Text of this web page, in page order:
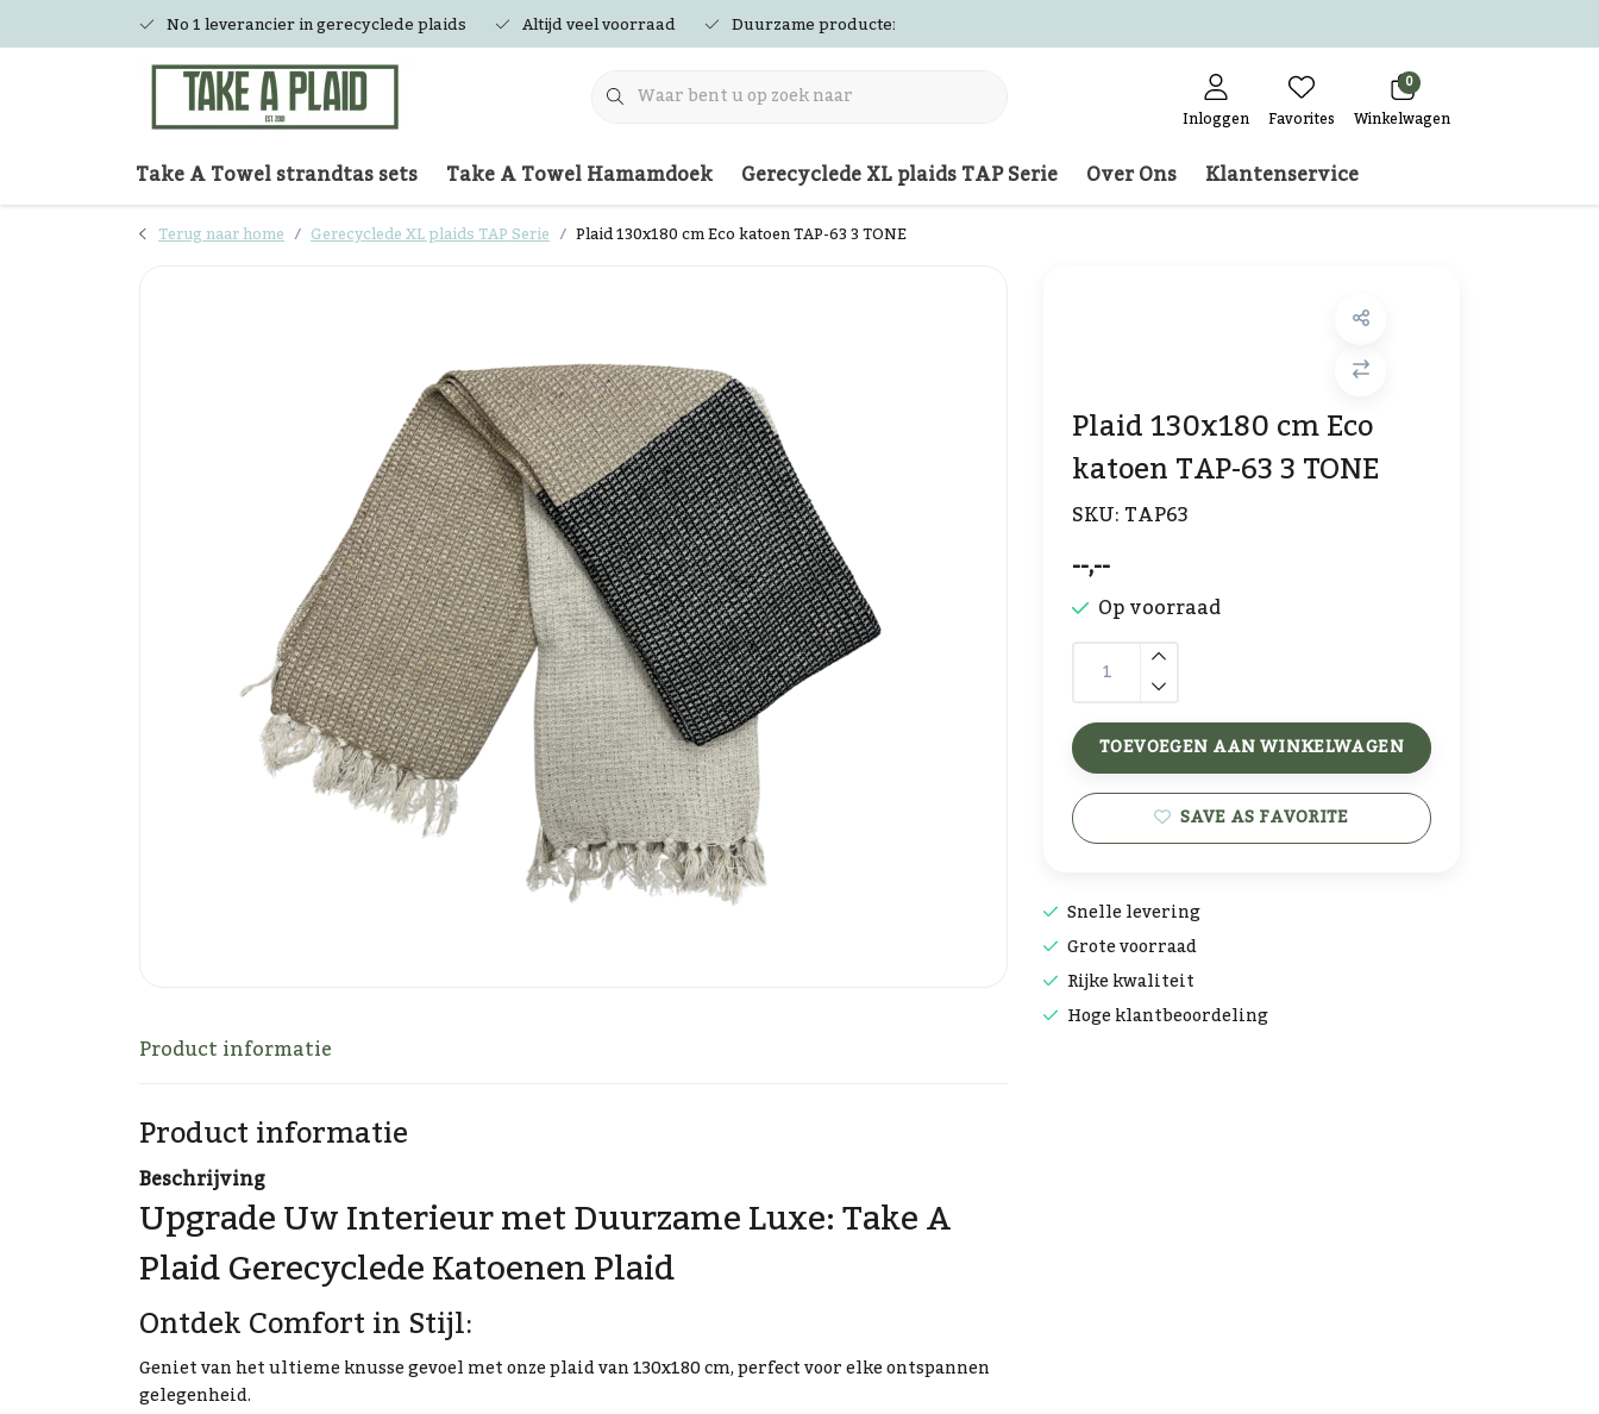
No 1 leverancier in gerecyclede plaids Altijd veel voorraad Duurzame producten
Inloggen Favorites
0
Winkelwagen
Take A Towel strandtas sets Take A Towel Hamamdoek Gerecyclede XL plaids TAP Serie Over Ons Klantenservice
Terug naar home Gerecyclede XL plaids TAP Serie Plaid 130x180 cm Eco katoen TAP-63 3 TONE
Plaid 130x180 cm Eco
katoen TAP-63 3 TONE
SKU:TAP63
--,--
Op voorraad
TOEVOEGEN AAN WINKELWAGEN
SAVE AS FAVORITE
Snelle levering
Grote voorraad
Rijke kwaliteit
Hoge klantbeoordeling
Product informatie
Product informatie
Beschrijving
Upgrade Uw Interieur met Duurzame Luxe: Take A
Plaid Gerecyclede Katoenen Plaid
Ontdek Comfort in Stijl:
Geniet van het ultieme knusse gevoel met onze plaid van 130x180 cm, perfect voor elke ontspannen
gelegenheid.